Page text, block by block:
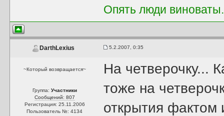
Опять люди
DarthLexius 5.2.2007, 0:35
~Который возвращается~
Группа: Участники
Сообщений: 807
Регистрация: 25.11.2006
Пользователь №: 4134
На четверочку...
тоже на
открытия фактом